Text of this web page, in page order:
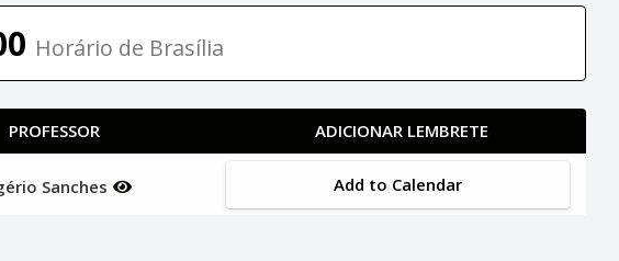
Horário de Brasília
PROFESSOR ADICIONAR LEMBRETE
Sanches Add to Calendar